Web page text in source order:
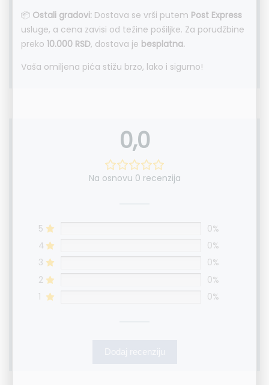
📦 Ostali gradovi: Dostava se vrši putem Post Express
usluge, a cena zavisi od težine pošiljke. Za porudžbine
preko 10.000 RSD, dostava je besplatna.
Vaša omiljena pića stižu brzo, lako i sigurno!
0,0
Na osnovu 0 recenzija
5
0%
4
0%
3
0%
2
0%
1
0%